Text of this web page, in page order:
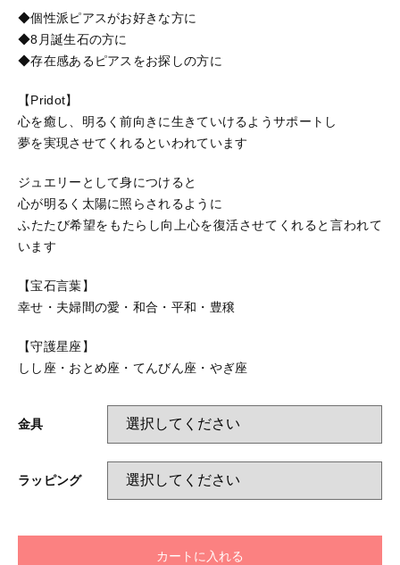
◆個性派ピアスがお好きな方に
◆8月誕生石の方に
◆存在感あるピアスをお探しの方に
【Pridot】
心を癒し、明るく前向きに生きていけるようサポートし
夢を実現させてくれるといわれています
ジュエリーとして身につけると
心が明るく太陽に照らされるように
ふたたび希望をもたらし向上心を復活させてくれると言われて
います
【宝石言葉】
幸せ・夫婦間の愛・和合・平和・豊穣
【守護星座】
しし座・おとめ座・てんびん座・やぎ座
金具
ラッピング
カートに入れる
お問い合わせ
ログイン